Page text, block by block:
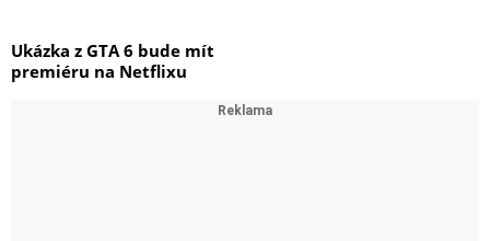
Ukázka z GTA 6 bude mít
premiéru na Netflixu